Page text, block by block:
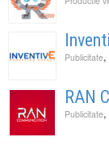
Publicitate,
RAN
Publicitate,